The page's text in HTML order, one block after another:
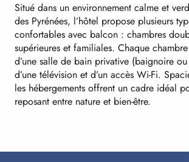
Situé dans un environnement calme et
des Pyrénées, l’hôtel propose plusieurs
confortables avec balcon : chambres
supérieures et familiales. Chaque
d’une salle de bain privative (baignoire
d’une télévision et d’un accès Wi-Fi.
les hébergements offrent un cadre idéal
reposant entre nature et bien-être.